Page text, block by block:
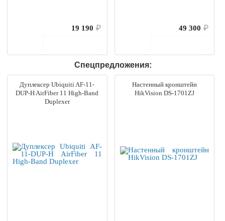
19 190 ₽
49 300 ₽
Спецпредложения:
Дуплексер Ubiquiti AF-11-
DUP-H AirFiber 11 High-Band
Duplexer
Настенный кронштейн
HikVision DS-1701ZJ